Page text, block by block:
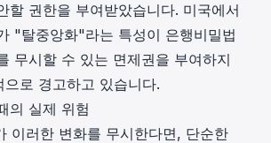
할 권한을 부여받았습니다. 미국에서
"탈중앙화"라는 특성이 은행비밀법
무시할 수 있는 면제권을 부여하지
으로 경고하고 있습니다.
의 실제 위험
이러한 변화를 무시한다면, 단순한